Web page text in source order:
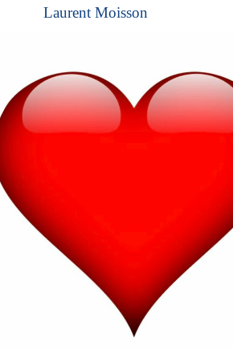
Laurent Moisson